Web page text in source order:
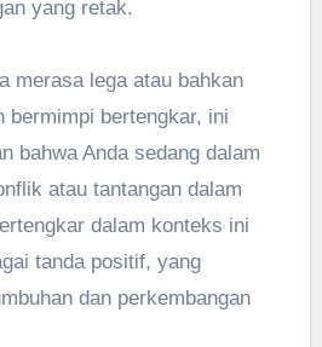
yang retak.
merasa lega atau bahkan
bermimpi bertengkar, ini
bahwa Anda sedang dalam
atau tantangan dalam
dalam konteks ini
tanda positif, yang
dan perkembangan